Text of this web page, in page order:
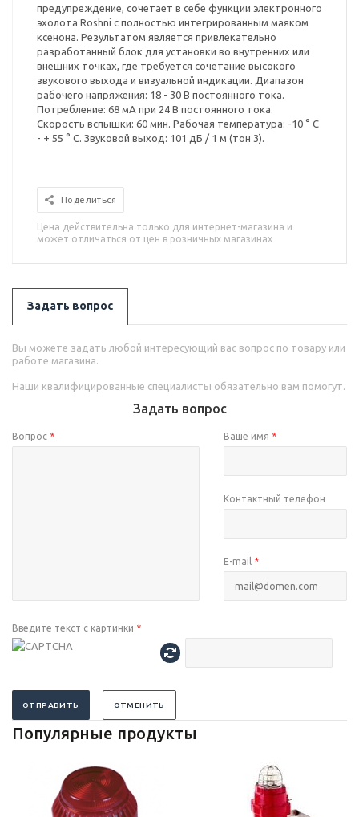
предупреждение, сочетает в себе функции электронного
эхолота Roshni с полностью интегрированным маяком
ксенона. Результатом является привлекательно
разработанный блок для установки во внутренних или
внешних точках, где требуется сочетание высокого
звукового выхода и визуальной индикации. Диапазон
рабочего напряжения: 18 - 30 В постоянного тока.
Потребление: 68 мА при 24 В постоянного тока.
Скорость вспышки: 60 мин. Рабочая температура: -10 ° C
- + 55 ° C. Звуковой выход: 101 дБ / 1 м (тон 3).
Поделиться
Цена действительна только для интернет-магазина и
может отличаться от цен в розничных магазинах
Задать вопрос
Вы можете задать любой интересующий вас вопрос по товару или
работе магазина.
Наши квалифицированные специалисты обязательно вам помогут.
Задать вопрос
Вопрос * Ваше имя *
Контактный телефон
E-mail *
Введите текст с картинки *
ОТПРАВИТЬ ОТМЕНИТЬ
Популярные продукты